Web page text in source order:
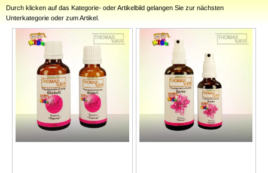
Durch klicken auf das Kategorie- oder Artikelbild gelangen Sie zur nächsten
Unterkategorie oder zum Artikel.